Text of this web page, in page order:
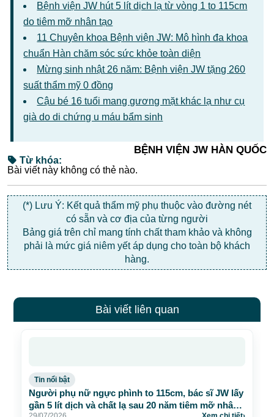
Bệnh viện JW hút 5 lít dịch lạ từ vòng 1 to 115cm
do tiêm mỡ nhân tạo
11 Chuyên khoa Bệnh viện JW: Mô hình đa khoa
chuẩn Hàn chăm sóc sức khỏe toàn diện
Mừng sinh nhật 26 năm: Bệnh viện JW tặng 260
suất thẩm mỹ 0 đồng
Cậu bé 16 tuổi mang gương mặt khác lạ như cụ
già do di chứng u máu bẩm sinh
BỆNH VIỆN JW HÀN QUỐC
Từ khóa:
Bài viết này không có thẻ nào.
(*) Lưu Ý: Kết quả thẩm mỹ phụ thuộc vào đường nét
có sẵn và cơ địa của từng người
Bảng giá trên chỉ mang tính chất tham khảo và không
phải là mức giá niêm yết áp dụng cho toàn bộ khách
hàng.
Bài viết liên quan
Tin nổi bật
Người phụ nữ ngực phình to 115cm, bác sĩ JW lấy
gần 5 lít dịch và chất lạ sau 20 năm tiêm mỡ nhân